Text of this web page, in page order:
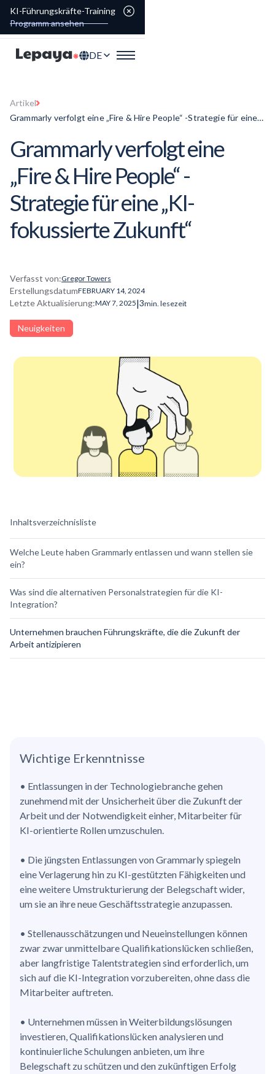
KI-Führungskräfte-Training
Programm ansehen
DE
Artikel
Grammarly verfolgt eine „Fire & Hire People“ -Strategie für eine
Grammarly verfolgt eine
„Fire & Hire People“ -
Strategie für eine „KI-
fokussierte Zukunft“
Verfasst von:Gregor Towers
ErstellungsdatumFEBRUARY 14, 2024
Letzte Aktualisierung:MAY 7, 2025|3min. lesezeit
Neuigkeiten
Inhaltsverzeichnisliste
Welche Leute haben Grammarly entlassen und wann stellen sie
ein?
Was sind die alternativen Personalstrategien für die KI-
Integration?
Unternehmen brauchen Führungskräfte, die die Zukunft der
Arbeit antizipieren
Wichtige Erkenntnisse
• Entlassungen in der Technologiebranche gehen
zunehmend mit der Unsicherheit über die Zukunft der
Arbeit und der Notwendigkeit einher, Mitarbeiter für
KI-orientierte Rollen umzuschulen.
• Die jüngsten Entlassungen von Grammarly spiegeln
eine Verlagerung hin zu KI-gestützten Fähigkeiten und
eine weitere Umstrukturierung der Belegschaft wider,
um sie an ihre neue Geschäftsstrategie anzupassen.
• Stellenausschätzungen und Neueinstellungen können
zwar zwar unmittelbare Qualifikationslücken schließen,
aber langfristige Talentstrategien sind erforderlich, um
sich auf die KI-Integration vorzubereiten, ohne dass die
Mitarbeiter auftreten.
• Unternehmen müssen in Weiterbildungslösungen
investieren, Qualifikationslücken analysieren und
kontinuierliche Schulungen anbieten, um ihre
Belegschaft zu schützen und den zukünftigen Erfolg